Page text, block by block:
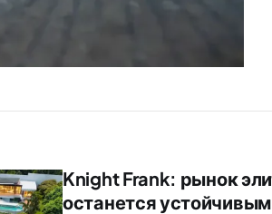
Knight Frank: рынок
останется